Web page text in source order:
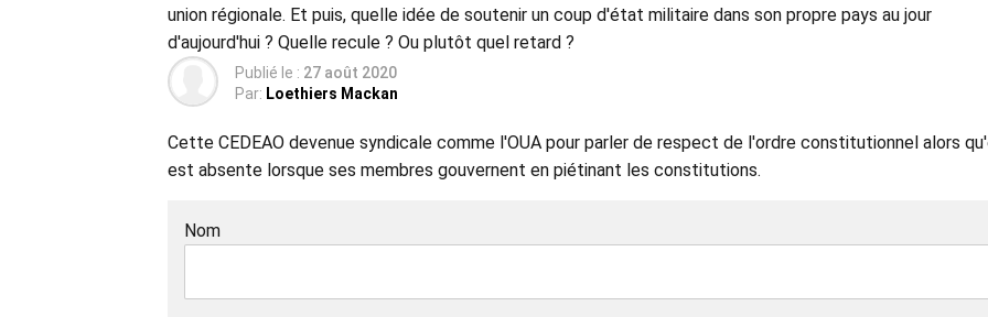
union régionale. Et puis, quelle idée de soutenir un coup d'état militaire dans son propre pays au jour
d'aujourd'hui ? Quelle recule ? Ou plutôt quel retard ?
Publié le : 27 août 2020
Par: Loethiers Mackan
Cette CEDEAO devenue syndicale comme l'OUA pour parler de respect de l'ordre constitutionnel alors
est absente lorsque ses membres gouvernent en piétinant les constitutions.
Nom